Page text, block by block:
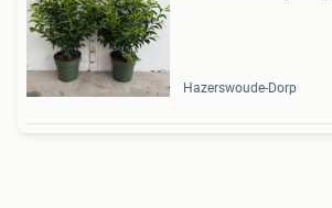
Hazerswoude-Dorp